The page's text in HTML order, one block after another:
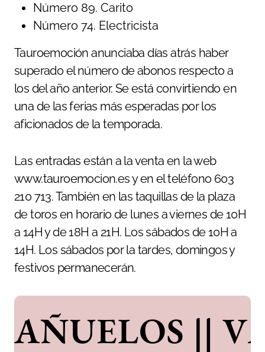
Número 89. Carito
Número 74. Electricista
Tauroemoción anunciaba días atrás haber
superado el número de abonos respecto a
los del año anterior. Se está convirtiendo en
una de las ferias más esperadas por los
aficionados de la temporada.
Las entradas están a la venta en la web
www.tauroemocion.es y en el teléfono 603
210 713. También en las taquillas de la plaza
de toros en horario de lunes a viernes de 10H
a 14H y de 18H a 21H. Los sábados de 10H a
14H. Los sábados por la tardes, domingos y
festivos permanecerán.